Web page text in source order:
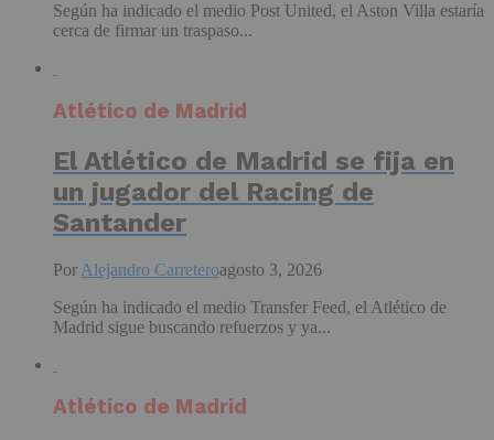
Según ha indicado el medio Post United, el Aston Villa estaría
cerca de firmar un traspaso...
Atlético de Madrid
El Atlético de Madrid se fija en
un jugador del Racing de
Santander
Por Alejandro Carreteroagosto 3, 2026
Según ha indicado el medio Transfer Feed, el Atlético de
Madrid sigue buscando refuerzos y ya...
Atlético de Madrid